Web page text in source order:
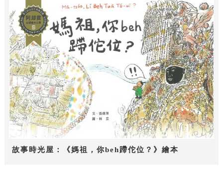
故事時光屋：《媽祖，你beh蹛佗位？》繪本